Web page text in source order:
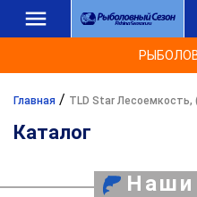
Главная / TLD Star Лесоемкость,
Каталог